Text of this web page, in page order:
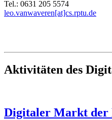
Tel.: 0631 205 5574
leo.vanwaveren[at]cs.rptu.de
Aktivitäten des
Digitaler Markt der